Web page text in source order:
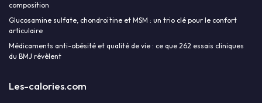
composition
Glucosamine sulfate, chondroïtine et MSM : un trio clé pour le confort
articulaire
Médicaments anti-obésité et qualité de vie : ce que 262 essais cliniques
du BMJ révèlent
Les-calories.com